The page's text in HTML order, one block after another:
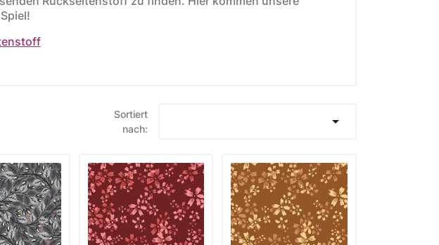
Moda Fabrics Christmas
Morning
Moda Fabrics Christmas
Sortiert
nach:
